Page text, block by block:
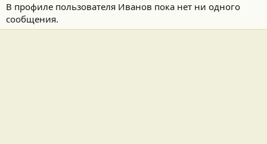
В профиле пользователя Иванов пока нет ни одного
сообщения.